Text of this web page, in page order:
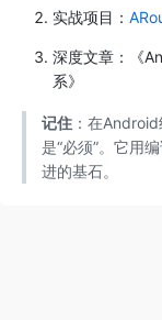
实战项目：
深度文章：《
系》
记住：在Android
是“必须”。它用
进的基石。